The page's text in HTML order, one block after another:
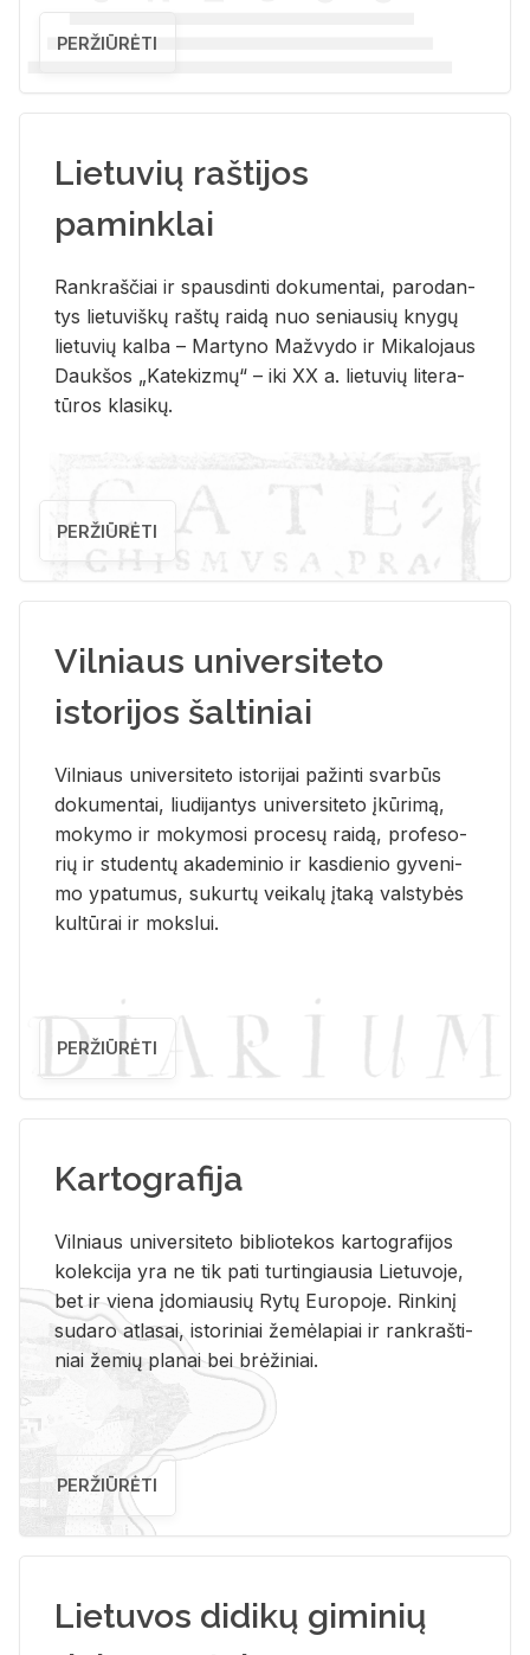
PERŽIŪRĖTI
Lietuvių raštijos
paminklai
Rank­raš­čiai ir spaus­din­ti do­ku­men­tai, pa­ro­dan­
tys lie­tu­viš­kų raš­tų rai­dą nuo se­niau­sių kny­gų
lie­tu­vių kal­ba – Mar­ty­no Ma­žvy­do ir Mi­ka­lo­jaus
Dauk­šos „Ka­te­kiz­mų“ – iki XX a. lie­tu­vių li­te­ra­
tū­ros kla­si­kų.
PERŽIŪRĖTI
Vilniaus universiteto
istorijos šaltiniai
Vil­niaus uni­ver­si­te­to is­to­ri­jai pa­žin­ti svar­būs
do­ku­men­tai, liu­di­jan­tys uni­ver­si­te­to įkū­ri­mą,
mo­ky­mo ir mo­ky­mo­si pro­ce­sų rai­dą, pro­fe­so­
rių ir stu­den­tų aka­de­mi­nio ir kas­die­nio gy­ve­ni­
mo ypa­tu­mus, su­kur­tų vei­ka­lų įta­ką vals­ty­bės
kul­tū­rai ir moks­lui.
PERŽIŪRĖTI
Kartografija
Vil­niaus uni­ver­si­te­to bi­b­lio­te­kos kar­to­gra­fi­jos
ko­lek­ci­ja yra ne tik pati tur­tin­giau­sia Lie­tu­vo­je,
bet ir vie­na įdo­miau­sių Rytų Eu­ro­po­je. Rin­ki­nį
su­da­ro at­la­sai, is­to­ri­niai že­mė­la­piai ir rank­raš­ti­
niai že­mių pla­nai bei brė­ži­niai.
PERŽIŪRĖTI
Lietuvos didikų giminių